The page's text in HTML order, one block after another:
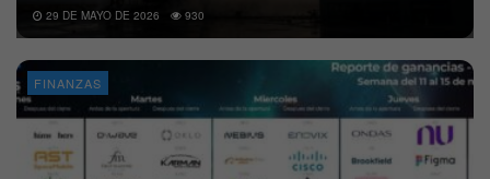
29 DE MAYO DE 2026 930
FINANZAS